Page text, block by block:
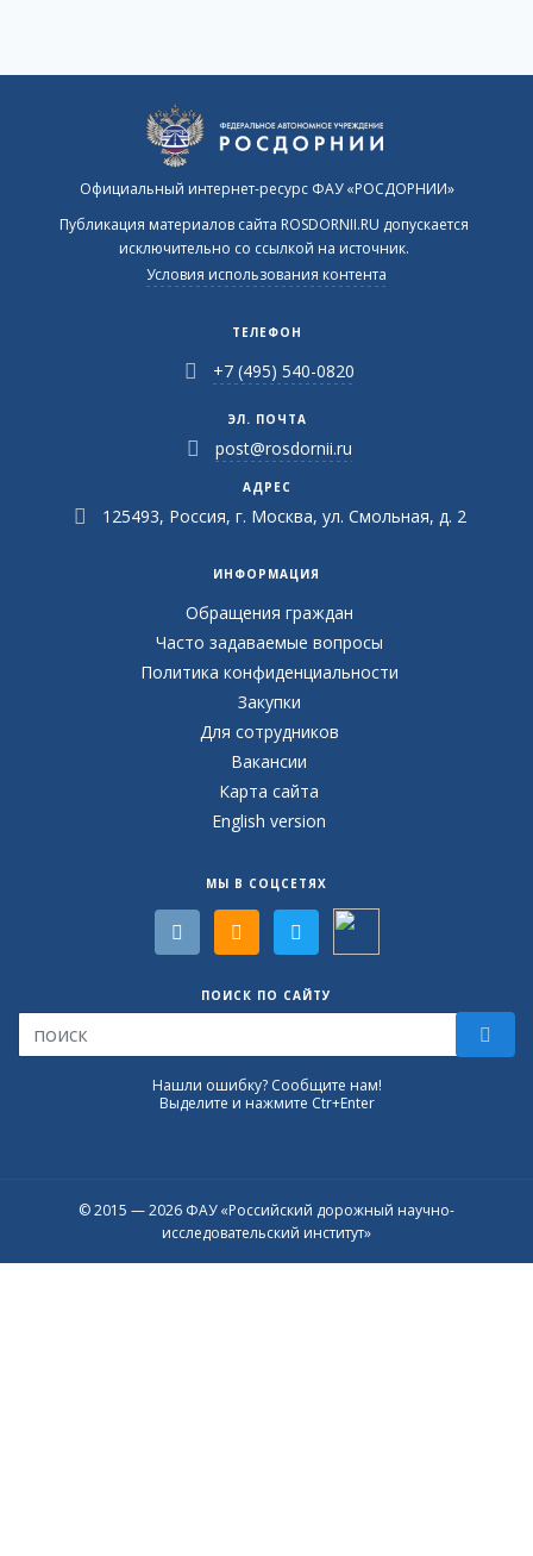
Официальный интернет-ресурс ФАУ «РОСДОРНИИ»
Публикация материалов сайта ROSDORNII.RU допускается
исключительно со ссылкой на источник.
Условия использования контента
ТЕЛЕФОН
+7 (495) 540-0820
ЭЛ. ПОЧТА
post@rosdornii.ru
АДРЕС
125493, Россия, г. Москва, ул. Смольная, д. 2
ИНФОРМАЦИЯ
Обращения граждан
Часто задаваемые вопросы
Политика конфиденциальности
Закупки
Для сотрудников
Вакансии
Карта сайта
English version
МЫ В СОЦСЕТЯХ
ПОИСК ПО САЙТУ
Нашли ошибку? Сообщите нам!
Выделите и нажмите Ctr+Enter
© 2015 — 2026 ФАУ «Российский дорожный научно-
исследовательский институт»